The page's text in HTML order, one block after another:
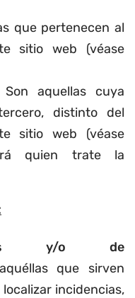
que pertenecen al
sitio web (véase
aquellas cuya
distinto del
sitio web (véase
quien trate la
y/o de
que sirven
incidencias,